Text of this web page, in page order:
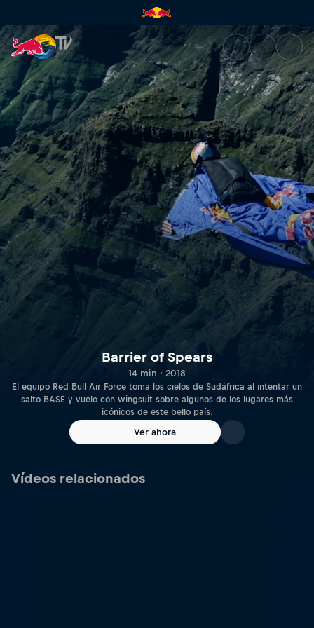
Barrier of Spears | Red Bull
Barrier of Spears
14 min · 2018
El equipo Red Bull Air Force toma los cielos de Sudáfrica al intentar un
salto BASE y vuelo con wingsuit sobre algunos de los lugares más
icónicos de este bello país.
Ver ahora
Vídeos relacionados